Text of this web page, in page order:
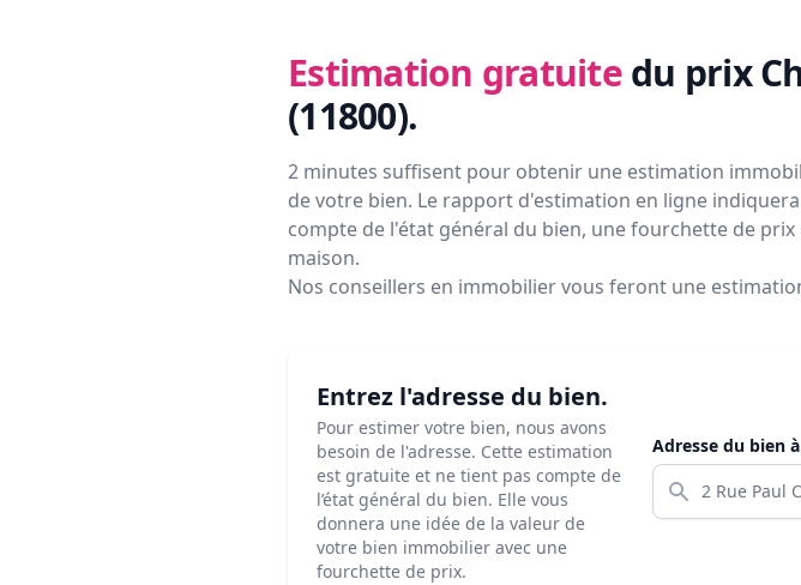
Estimation gratuite du prix
(11800).
2 minutes suffisent pour obtenir une estimation
de votre bien. Le rapport d'estimation en ligne
compte de l'état général du bien, une fourchette de
maison.
Nos conseillers en immobilier vous feront une
Entrez l'adresse du bien.
Pour estimer votre bien, nous avons
besoin de l'adresse. Cette estimation
est gratuite et ne tient pas compte de
l’état général du bien. Elle vous
donnera une idée de la valeur de
votre bien immobilier avec une
fourchette de prix.
Adresse du bien